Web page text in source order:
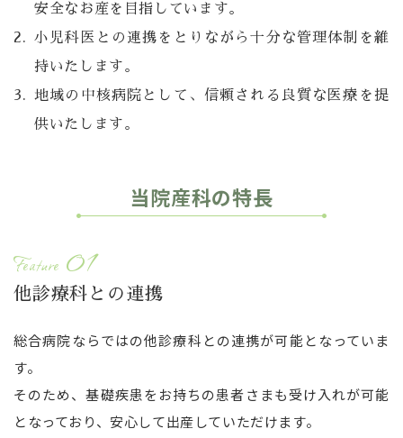
安全なお産を目指しています。
小児科医との連携をとりながら十分な管理体制を維
持いたします。
地域の中核病院として、信頼される良質な医療を提
供いたします。
当院産科の特長
feature 01
他診療科との連携
総合病院ならではの他診療科との連携が可能となっていま
す。
そのため、基礎疾患をお持ちの患者さまも受け入れが可能
となっており、安心して出産していただけます。